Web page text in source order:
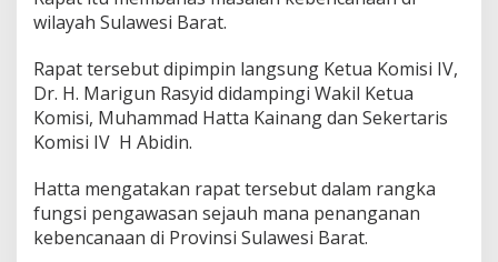
D
S
l
b
a
r
p
a
B
wilayah Sulawesi Barat.
Rapat tersebut dipimpin langsung Ketua Komisi IV,
Dr. H. Marigun Rasyid didampingi Wakil Ketua
Komisi, Muhammad Hatta Kainang dan Sekertaris
Komisi IV H Abidin.
Hatta mengatakan rapat tersebut dalam rangka
fungsi pengawasan sejauh mana penanganan
kebencanaan di Provinsi Sulawesi Barat.